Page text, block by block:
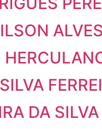
DA SILVA